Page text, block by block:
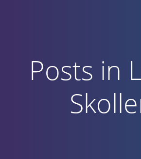
Posts in